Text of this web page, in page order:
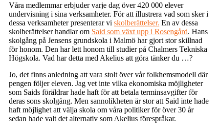
Våra medlemmar erbjuder varje dag över 420 000 elever
undervisning i sina verksamheter. För att illustrera vad som sker i
dessa verksamheter presenterar vi skolberättelser. En av dessa
skolberättelser handlar om Said som växt upp i Rosengård. Hans
skolgång på Jensens grundskola i Malmö har gjort stor skillnad
för honom. Den har lett honom till studier på Chalmers Tekniska
Högskola. Vad har detta med Akelius att göra tänker du …?
Jo, det finns anledning att vara stolt över vår folkhemsmodell där
pengen följer eleven. Jag vet inte vilka ekonomiska möjligheter
som Saids föräldrar hade haft för att betala terminsavgifter för
deras sons skolgång. Men sannolikheten är stor att Said inte hade
haft möjlighet att välja skola om våra politiker för över 30 år
sedan hade valt det alternativ som Akelius förespråkar.